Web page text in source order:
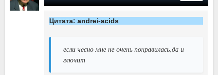
Цитата: andrei-acids
если чесно мне не очень понравилась,да и
глючит